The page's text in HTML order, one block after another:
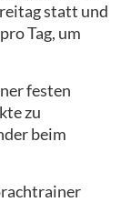
statt und
Tag, um
festen
zu
beim